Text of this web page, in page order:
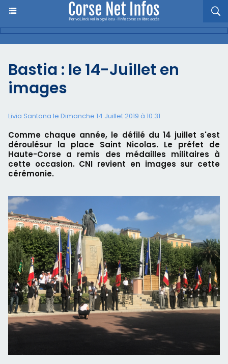
Bastia : le 14-Juillet en
images
Livia Santana le Dimanche 14 Juillet 2019 à 10:31
Comme chaque année, le défilé du 14 juillet s'est
déroulésur la place Saint Nicolas. Le préfet de
Haute-Corse a remis des médailles militaires à
cette occasion. CNI revient en images sur cette
cérémonie.